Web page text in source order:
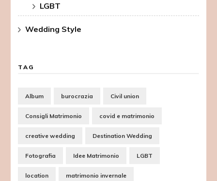
LGBT
Wedding Style
TAG
Album burocrazia Civil union
Consigli Matrimonio covid e matrimonio
creative wedding Destination Wedding
Fotografia Idee Matrimonio LGBT
location matrimonio invernale